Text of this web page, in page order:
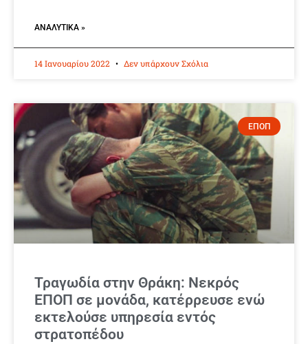
ΑΝΑΛΥΤΙΚΆ »
14 Ιανουαρίου 2022 Δεν υπάρχουν Σχόλια
ΕΠΟΠ
Τραγωδία στην Θράκη: Νεκρός
ΕΠΟΠ σε μονάδα, κατέρρευσε ενώ
εκτελούσε υπηρεσία εντός
στρατοπέδου